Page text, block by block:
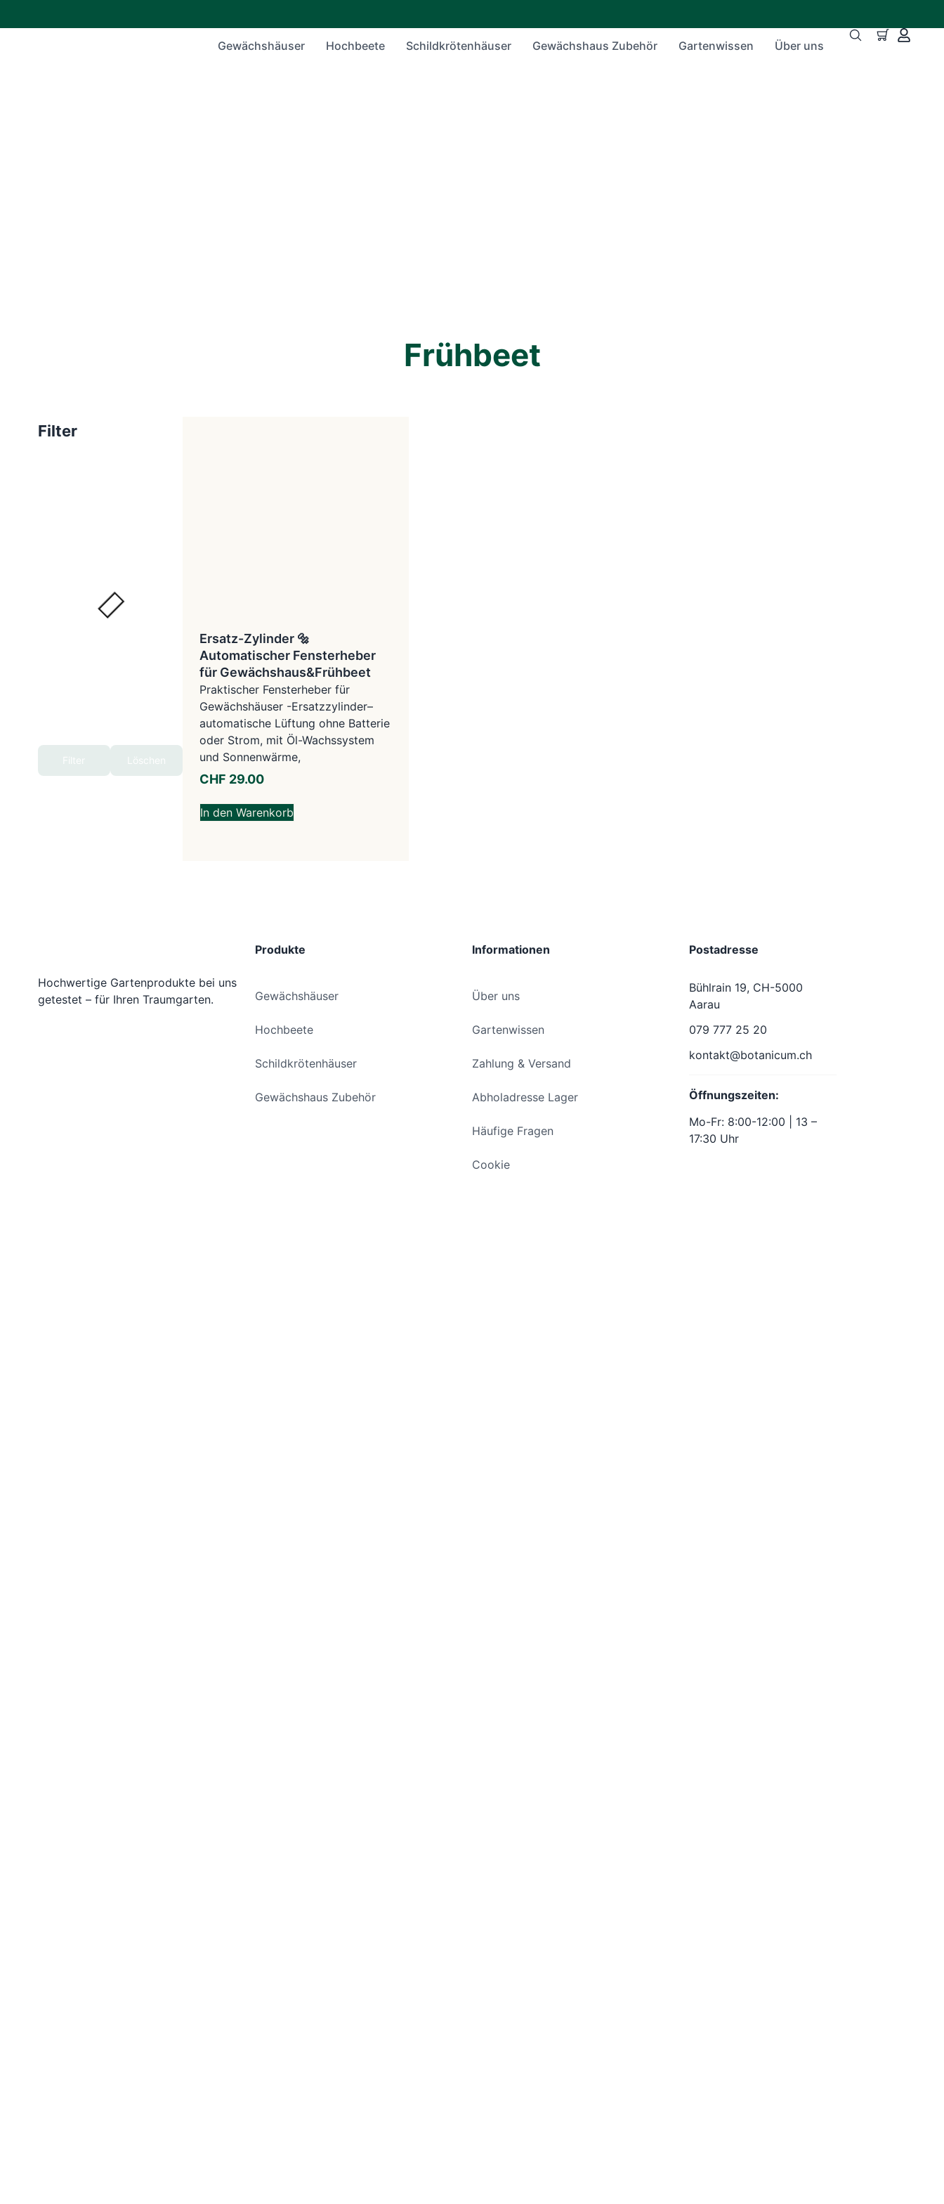
Gewächshäuser Hochbeete Schildkrötenhäuser Gewächshaus Zubehör Gartenwissen Über uns
Frühbeet
Filter
Filter Löschen
Ersatz-Zylinder 🔩
Automatischer Fensterheber
für Gewächshaus&Frühbeet
Praktischer Fensterheber für
Gewächshäuser -Ersatzzylinder–
automatische Lüftung ohne Batterie
oder Strom, mit Öl-Wachssystem
und Sonnenwärme,
CHF 29.00
In den Warenkorb
Hochwertige Gartenprodukte bei uns
getestet – für Ihren Traumgarten.
Produkte
Gewächshäuser
Hochbeete
Schildkrötenhäuser
Gewächshaus Zubehör
Informationen
Über uns
Gartenwissen
Zahlung & Versand
Abholadresse Lager
Häufige Fragen
Cookie
Postadresse
Bühlrain 19, CH-5000
Aarau
079 777 25 20
kontakt@botanicum.ch
Öffnungszeiten:
Mo-Fr: 8:00-12:00 | 13 –
17:30 Uhr